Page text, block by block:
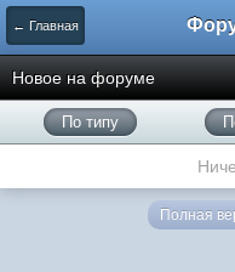
← Главная
Новое на форуме
По типу
Полная